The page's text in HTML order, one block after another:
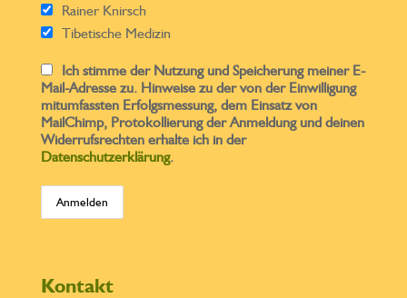
Rainer Knirsch
Tibetische Medizin
Ich stimme der Nutzung und Speicherung meiner E-
Mail-Adresse zu. Hinweise zu der von der Einwilligung
mitumfassten Erfolgsmessung, dem Einsatz von
MailChimp, Protokollierung der Anmeldung und deinen
Widerrufsrechten erhalte ich in der
Datenschutzerklärung.
Kontakt